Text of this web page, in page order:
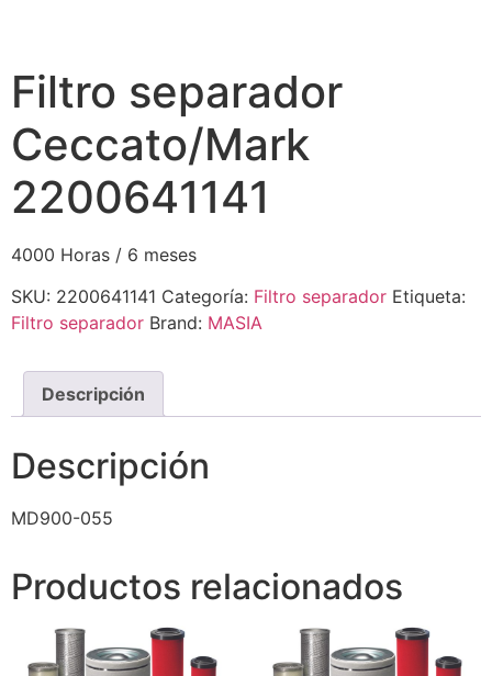
Filtro separador
Ceccato/Mark
2200641141
4000 Horas / 6 meses
SKU: 2200641141 Categoría: Filtro separador Etiqueta:
Filtro separador Brand: MASIA
Descripción
Descripción
MD900-055
Productos relacionados